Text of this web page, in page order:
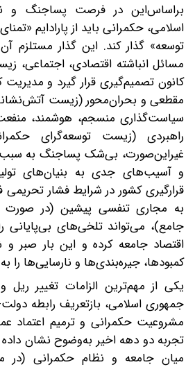
بر‌اساس‌این در فرصت پساجنگ و
اسلامی، حکمرانی باید از پارادایم
توسعه» گذار کند. این گذار مستلزم
مسائل انباشته اقتصادی، اجتماعی،
کانون تصمیم‌گیری قرار گیرد و
مقطعی و بحران‌محور (زیست
سیاست‌گذاری منسجم، هوشمند،
راهبردی (زیست توسعه‌گرای
غیراین‌صورت، بی‌شک پساجنگ به
و آسیب‌های جدی به بنیان‌های
قرارگیری کشور در شرایط فشار
به مجاری تنفسی پیشین (در صورت
جامع)، می‌تواند تلخی‌های ‌بی‌پایانی
اقتصاد جامعه کرده و این بار صبر و
کمبودها، جیره‌بندی‌ها و نارسایی‌ها را
یکی از مهم‌ترین الزامات تغییر
جمهوری اسلامی، بازتعریف رابطه
مشروعیت حکمرانی و ترمیم اعتماد
تجربه دو دهه اخیر به‌وضوح نشان
میان جامعه و نظام حکمرانی